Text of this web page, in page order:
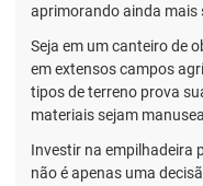
aprimorando ainda mais
Seja em um canteiro de
em extensos campos
tipos de terreno prova
materiais sejam
Investir na empilhadeira
não é apenas uma